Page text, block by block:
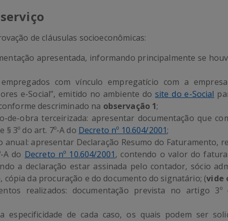
de cláusulas socioeconômicas:
apresentada, informando principalmente se
com vínculo empregatício com a
e-Social”, emitido no ambiente dosite do e-Social
descriminado na observação 1;
de-obra terceirizada: apresentar documentação que
e § 3º do art. 7º-A do Decreto nº 10.604/2001;
apresentar Declaração Resumo do Faturamento,
A do Decreto nº 10.604/2001, contendo o valor do
a declaração estar assinada pelo contador, sócio
cópia da procuração e do documento do signatário; (vide
realizados: documentação prevista no artigo 3º
especificidade de cada caso, os quais podem ser